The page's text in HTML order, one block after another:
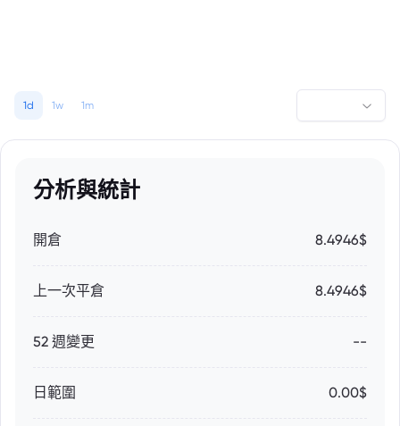
1d 1w 1m
分析與統計
開倉 8.4946$
上一次平倉 8.4946$
52 週變更 --
日範圍 0.00$